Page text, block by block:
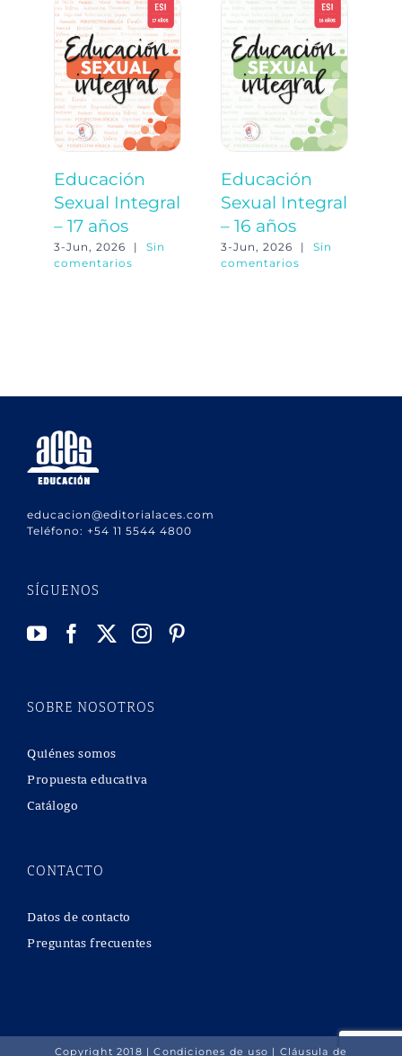
Educación
Sexual Integral
– 17 años
3-Jun, 2026 |
Sin
comentarios
Educación
Sexual Integral
– 16 años
3-Jun, 2026 |
Sin
comentarios
educacion@editorialaces.com
Teléfono: +54 11 5544 4800
SÍGUENOS
SOBRE NOSOTROS
Quiénes somos
Propuesta educativa
Catálogo
CONTACTO
Datos de contacto
Preguntas frecuentes
Copyright 2018 |Condiciones de uso | Cláusula de